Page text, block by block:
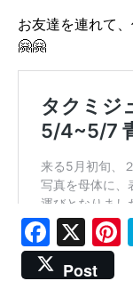
お友達を連れて
🤗🤗
X
Post